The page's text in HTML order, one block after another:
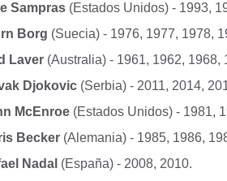
Sampras (Estados Unidos) - 1993,
Borg (Suecia) - 1976, 1977, 1978,
Laver (Australia) - 1961, 1962, 1968,
Djokovic (Serbia) - 2011, 2014,
McEnroe (Estados Unidos) - 1981,
Becker (Alemania) - 1985, 1986,
Nadal (España) - 2008, 2010.